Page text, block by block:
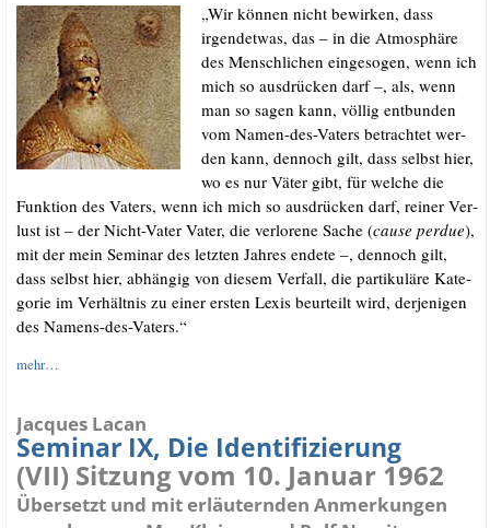
„Wir kön­nen nicht bewir­ken, dass
irgend­et­was, das – in die Atmo­sphä­re
des Mensch­li­chen ein­ge­so­gen, wenn ich
mich so aus­drü­cken darf –, als, wenn
man so sagen kann, völ­lig ent­bun­den
vom Namen-des-Vaters betrach­tet wer­
den kann, den­noch gilt, dass selbst hier,
wo es nur Väter gibt, für wel­che die
Funk­ti­on des Vaters, wenn ich mich so aus­drü­cken darf, rei­ner Ver­
lust ist – der Nicht-Vater Vater, die ver­lo­re­ne Sache (cau­se per­due),
mit der mein Semi­nar des letz­ten Jah­res ende­te –, den­noch gilt,
dass selbst hier, abhän­gig von die­sem Ver­fall, die par­ti­ku­lä­re Kate­
go­rie im Ver­hält­nis zu einer ers­ten Lexis beur­teilt wird, der­je­ni­gen
des Namens-des-Vaters.“
mehr…
Jacques Lacan
Seminar IX, Die Identifizierung
(VII) Sitzung vom 10. Januar 1962
Übersetzt und mit erläuternden Anmerkungen